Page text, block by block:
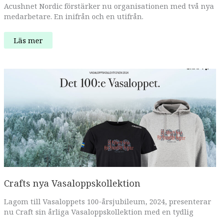
Acushnet Nordic förstärker nu organisationen med två nya
medarbetare. En inifrån och en utifrån.
På
nya
säkrar
Läs mer
Crafts nya Vasaloppskollektion
Lagom till Vasaloppets 100-årsjubileum, 2024, presenterar
nu Craft sin årliga Vasaloppskollektion med en tydlig